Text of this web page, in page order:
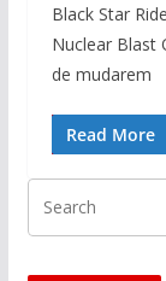
Black Star
Nuclear Blast
de mudarem
Read More